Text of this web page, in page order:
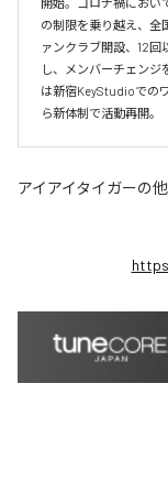
の制限を乗り越え、全
ァンクラブ開設、12
し、メンバーチェン
は新宿KeyStudioでの
ら新体制で活動再開。
アイアイタイガーの